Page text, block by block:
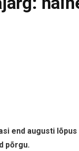
end augusti
põrgu.